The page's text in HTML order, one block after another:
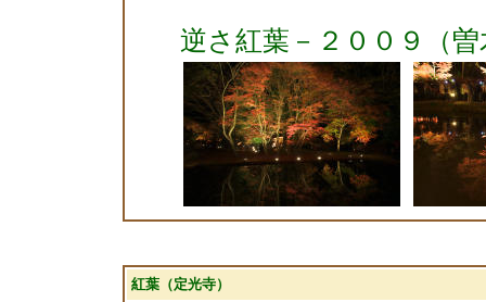
逆さ紅葉－２００９（
紅葉（定光寺）